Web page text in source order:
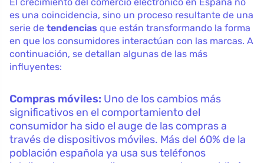
es una coincidencia, sino un proceso resultante de una
serie de tendencias que están transformando la forma
en que los consumidores interactúan con las marcas. A
continuación, se detallan algunas de las más
influyentes:
Compras móviles: Uno de los cambios más
significativos en el comportamiento del
consumidor ha sido el auge de las compras a
través de dispositivos móviles. Más del 60% de la
población española ya usa sus teléfonos